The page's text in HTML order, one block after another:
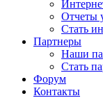
Отчеты
Стать
Партнеры
Наши
Стать
Форум
Контакты